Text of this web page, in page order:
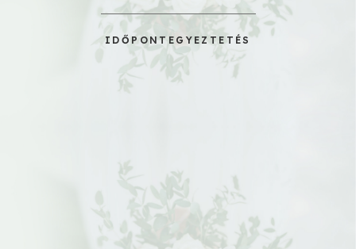
IDŐPONTEGYEZTETÉS